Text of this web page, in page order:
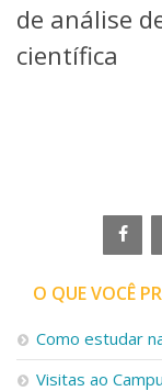
de análise
científica
O QUE VOCÊ
Como estudar
Visitas ao